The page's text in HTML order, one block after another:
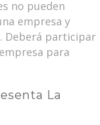
no pueden
empresa y
Deberá participar
para
La